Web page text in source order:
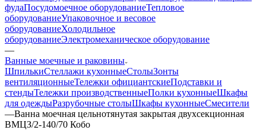
фудаПосудомоечное оборудованиеТепловое
оборудованиеУпаковочное и весовое
оборудованиеХолодильное
оборудованиеЭлектромеханическое оборудование
—
Ванные моечные и раковины
ШпилькиСтеллажи кухонныеСтолыЗонты
вентиляционныеТележки официантскиеПодставки и
стендыТележки производственныеПолки кухонныеШкафы
для одеждыРазрубочные столыШкафы кухонныеСмесители
—Ванна моечная цельнотянутая закрытая двухсекционная
ВМЦЗ/2-140/70 Кобо